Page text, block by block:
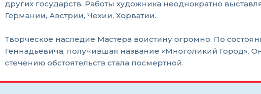
других государств. Работы художника неоднократно
Германии, Австрии, Чехии, Хорватии.
Творческое наследие Мастера воистину огромно. По
Геннадьевича, получившая название «Многоликий Город».
стечению обстоятельств стала посмертной.